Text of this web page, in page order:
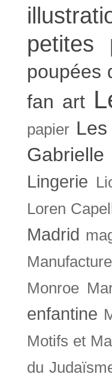
petites
poupées
fan art
papier
Gabrielle
Lingerie
Loren
Madrid
Monroe
enfantine
Motifs et
du